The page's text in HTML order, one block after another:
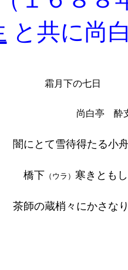
と共に尚
霜月下の七日
尚白亭 酔
闇にとて雪待得たる小
橋下 （ウラ） 寒きとも
茶師の蔵梢々にかさな